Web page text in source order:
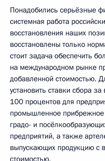
Понадобились серьёзные
системная работа
восстановления наших
восстановлены только
стоит задача обеспечить
на международном рынке
добавленной стоимостью.
установить ставки сбора
100 процентов для
промышленное
градо- и
предприятий, а также
выпускающих продукцию с
стоимостью.